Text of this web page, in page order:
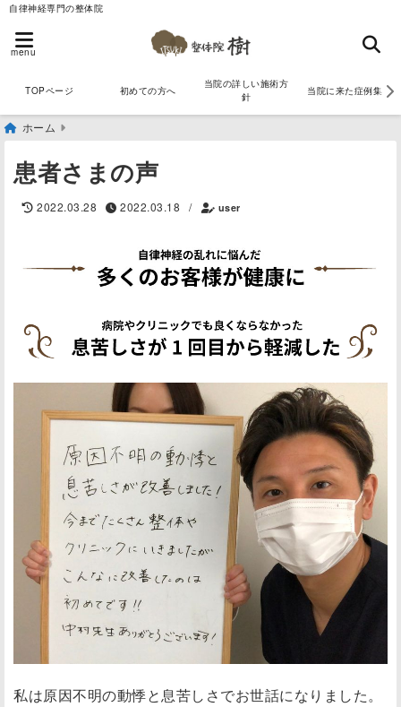
自律神経専門の整体院
menu
TOPページ 初めての方へ
当院の詳しい施術方
針
当院に来た症例集
ホーム
患者さまの声
2022.03.28 2022.03.18 / user
私は原因不明の動悸と息苦しさでお世話になりました。